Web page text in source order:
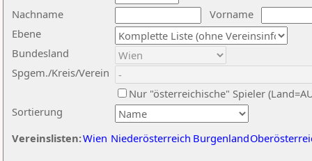
Nachname
Vorname
Ebene
Sortierung
Bundesland
Spgem./Kreis/Verein
Nur "österreichische" Spieler
Vereinslisten:Wien Niederösterreich Burgenland